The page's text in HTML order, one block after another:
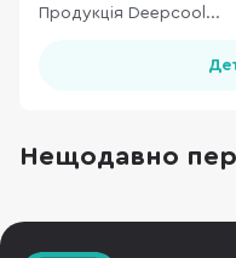
Продукція Deepcool...
Нещодавно